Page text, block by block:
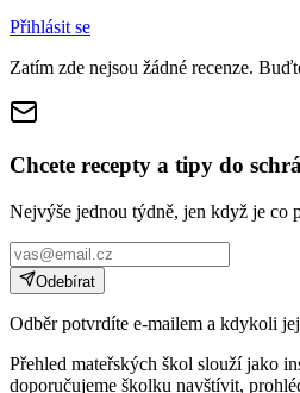
Přihlásit se
Zatím zde nejsou žádné recenze.
Chcete recepty a tipy do
Nejvýše jednou týdně, jen když je co
Odebírat
Odběr potvrdíte e-mailem a kdykoli
Přehled mateřských škol slouží jako
doporučujeme školku navštívit,